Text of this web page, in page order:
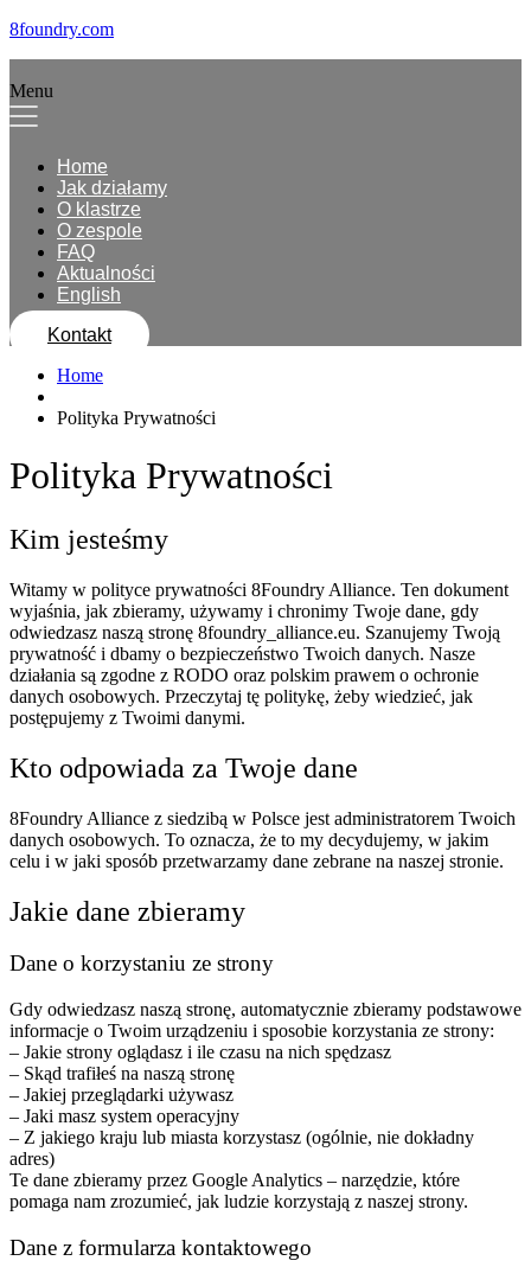
8foundry.com
Menu
Home
Jak działamy
O klastrze
O zespole
FAQ
Aktualności
English
Kontakt
Home
Polityka Prywatności
Polityka Prywatności
Kim jesteśmy
Witamy w polityce prywatności 8Foundry Alliance. Ten dokument
wyjaśnia, jak zbieramy, używamy i chronimy Twoje dane, gdy
odwiedzasz naszą stronę 8foundry_alliance.eu. Szanujemy Twoją
prywatność i dbamy o bezpieczeństwo Twoich danych. Nasze
działania są zgodne z RODO oraz polskim prawem o ochronie
danych osobowych. Przeczytaj tę politykę, żeby wiedzieć, jak
postępujemy z Twoimi danymi.
Kto odpowiada za Twoje dane
8Foundry Alliance z siedzibą w Polsce jest administratorem Twoich
danych osobowych. To oznacza, że to my decydujemy, w jakim
celu i w jaki sposób przetwarzamy dane zebrane na naszej stronie.
Jakie dane zbieramy
Dane o korzystaniu ze strony
Gdy odwiedzasz naszą stronę, automatycznie zbieramy podstawowe
informacje o Twoim urządzeniu i sposobie korzystania ze strony:
– Jakie strony oglądasz i ile czasu na nich spędzasz
– Skąd trafiłeś na naszą stronę
– Jakiej przeglądarki używasz
– Jaki masz system operacyjny
– Z jakiego kraju lub miasta korzystasz (ogólnie, nie dokładny
adres)
Te dane zbieramy przez Google Analytics – narzędzie, które
pomaga nam zrozumieć, jak ludzie korzystają z naszej strony.
Dane z formularza kontaktowego